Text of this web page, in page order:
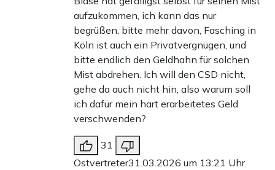
aufzukommen, ich kann das nur
begrüßen, bitte mehr davon, Fasching in
Köln ist auch ein Privatvergnügen, und
bitte endlich den Geldhahn für solchen
Mist abdrehen. Ich will den CSD nicht,
gehe da auch nicht hin, also warum soll
ich dafür mein hart erarbeitetes Geld
verschwenden?
31
Ostvertreter31.03.2026 um 13:21 Uhr